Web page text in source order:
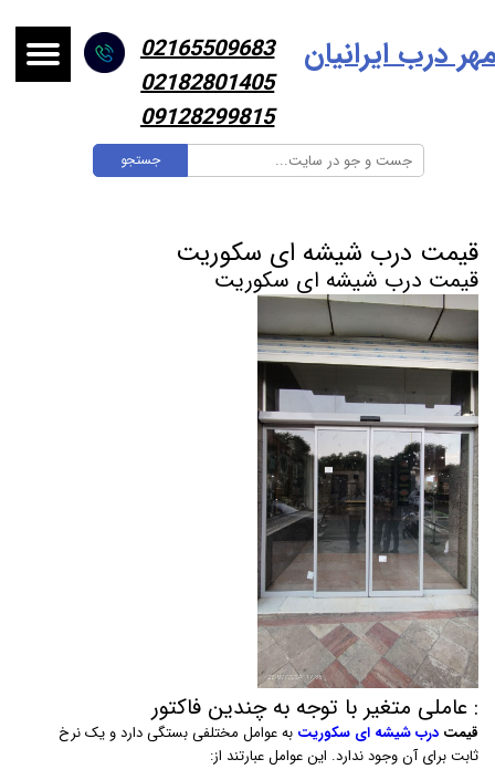
جستجو
درب ایرانیان
02165509683
02182801405
09128299815
قیمت درب شیشه ای سکوریت
قیمت درب شیشه ای سکوریت
: عاملی متغیر با توجه به چندین فاکتور
قیمت درب شیشه ای سکوریت به عوامل مختلفی بستگی دارد و یک نرخ
ثابت برای آن وجود ندارد. این عوامل عبارتند از: